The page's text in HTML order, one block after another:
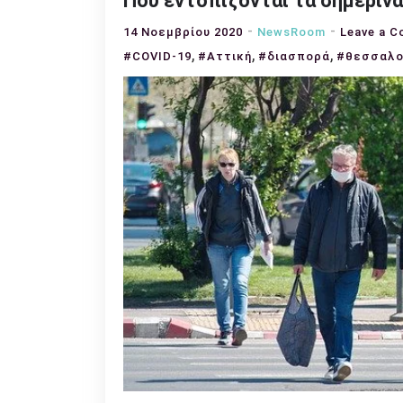
14 Νοεμβρίου 2020 NewsRoom Leave a
#COVID-19, #Αττική, #διασπορά,